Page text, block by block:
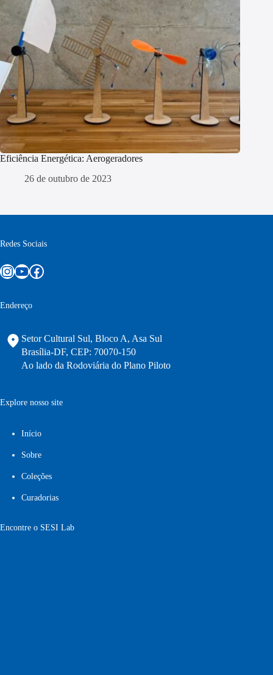
Eficiência Energética: Aerogeradores
26 de outubro de 2023
Redes Sociais
Instagram
Youtube
Facebook
Endereço
Setor Cultural Sul, Bloco A, Asa Sul
Brasília-DF, CEP: 70070-150
Ao lado da Rodoviária do Plano Piloto
Explore nosso site
Início
Sobre
Coleções
Curadorias
Encontre o SESI Lab